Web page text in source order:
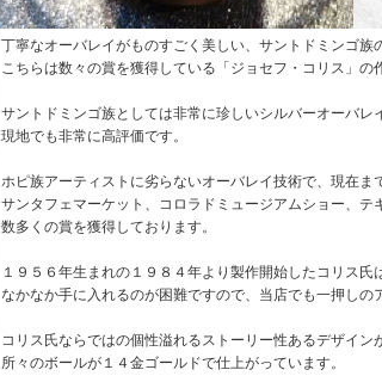
丁寧なオーバレイがものすごく美しい、サントドミンゴ族
こちらは数々の賞を獲得している「ジョセフ・コリス」の
サントドミンゴ族としては非常に珍しいシルバーオーバレ
現地でも非常に高評価です。
ホピ族アーティストに劣らないオーバレイ技術で、現在ま
サンタフェマーケット、コロラドミュージアムショー、テ
数多くの賞を獲得しております。
１９５６年生まれの１９８４年より製作開始したコリス氏
なかなか手に入れるのが困難ですので、当店でも一押しの
コリス氏ならではの個性溢れるストーリー性あるデザイン
所々のボールが１４金ゴールドで仕上がっています。